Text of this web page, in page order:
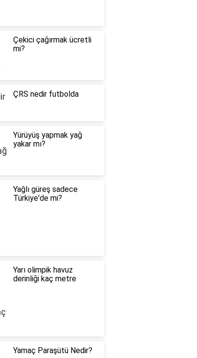
Çekici çağırmak ücretli
mi?
ÇRS nedir futbolda
Yürüyüş yapmak yağ
yakar mı?
Yağlı güreş sadece
Türkiye'de mi?
Yarı olimpik havuz
derinliği kaç metre
Yamaç Paraşütü Nedir?